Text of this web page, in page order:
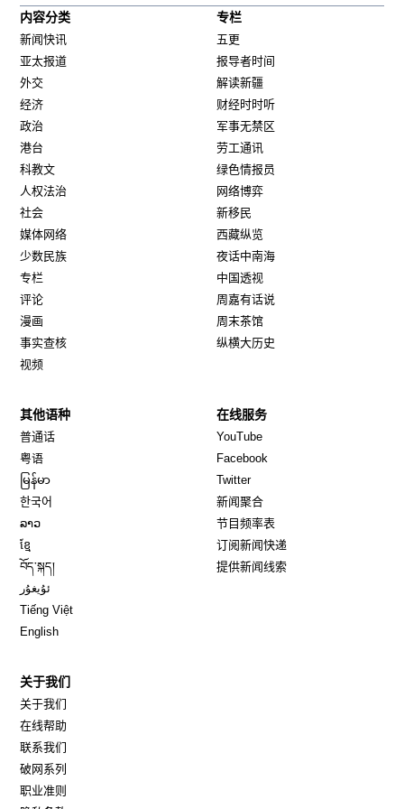
内容分类
新闻快讯
亚太报道
外交
经济
政治
港台
科教文
人权法治
社会
媒体网络
少数民族
专栏
评论
漫画
事实查核
视频
专栏
五更
报导者时间
解读新疆
财经时时听
军事无禁区
劳工通讯
绿色情报员
网络博弈
新移民
西藏纵览
夜话中南海
中国透视
周嘉有话说
周末茶馆
纵横大历史
其他语种
普通话
粤语
မြန်မာ
한국어
ລາວ
ខ្មែ
བོད་སྐད།
ئۇيغۇر
Tiếng Việt
English
在线服务
YouTube
Facebook
TwitterOpens in new window
新闻聚合
节目频率表
订阅新闻快递
提供新闻线索
关于我们
关于我们
在线帮助
联系我们
破网系列
职业准则